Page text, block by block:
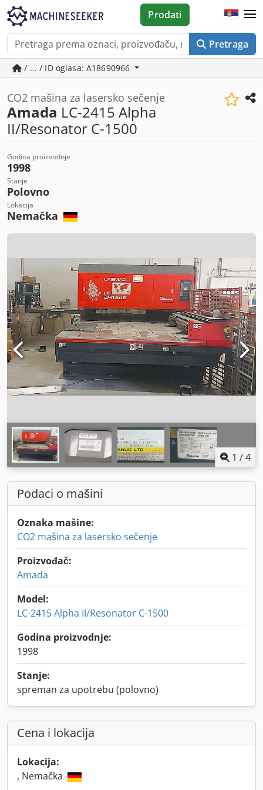
Pretraga
Prodati
/ ... / ID oglasa: A18690966
CO2 mašina za lasersko sečenje
Amada LC-2415 Alpha
II/Resonator C-1500
Godina proizvodnje
1998
Stanje
Polovno
Lokacija
Nemačka
1 /4
Podaci o mašini
Oznaka mašine:
CO2 mašina za lasersko sečenje
Proizvođač:
Amada
Model:
LC-2415 Alpha II/Resonator C-1500
Godina proizvodnje:
1998
Stanje:
spreman za upotrebu (polovno)
Cena i lokacija
Lokacija:
, Nemačka